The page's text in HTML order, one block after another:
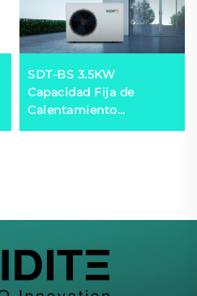
SDT-BS 3.5KW
Capacidad Fija de
Calentamiento
Calentador Bomba de
Eficiente Temperatura